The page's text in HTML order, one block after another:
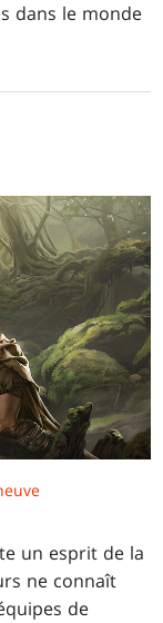
dans le monde
un esprit de la
ne connaît
de